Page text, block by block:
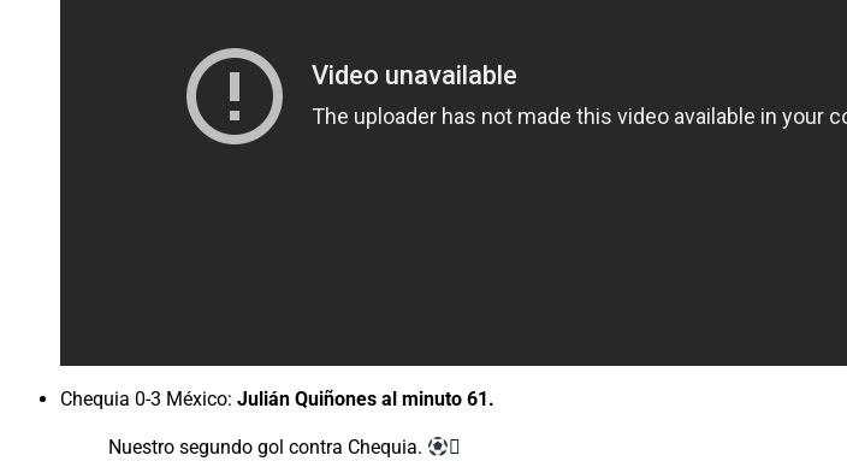
Chequia 0-3 México: Julián Quiñones al minuto 61.
Nuestro segundo gol contra Chequia. 